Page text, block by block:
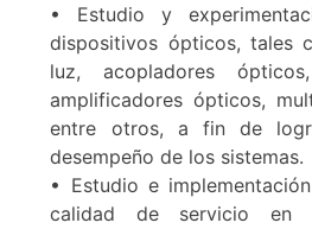
• Estudio y
dispositivos ópticos, tales
luz, acopladores
amplificadores ópticos,
entre otros, a fin de
desempeño de los sistemas.
• Estudio e
calidad de servicio en